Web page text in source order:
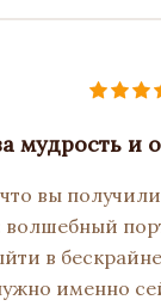
мудрость и
что вы
в
именно